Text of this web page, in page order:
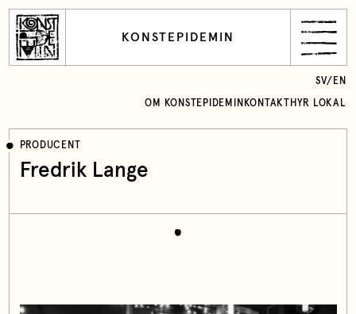
KONSTEPIDEMIN
OM KONSTEPIDEMIN KONTAKT HYR LOKAL
SV/ EN
PRODUCENT
Fredrik Lange